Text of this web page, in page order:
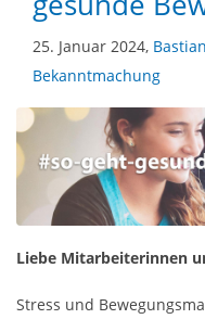
25. Januar 2024,
Bekanntmachung
Liebe Mitarbeiterinnen
Stress und